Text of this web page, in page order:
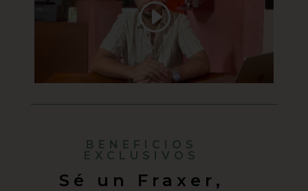
BENEFICIOS
EXCLUSIVOS
Sé un Fraxer,